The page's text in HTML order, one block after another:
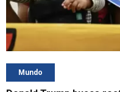
Mundo